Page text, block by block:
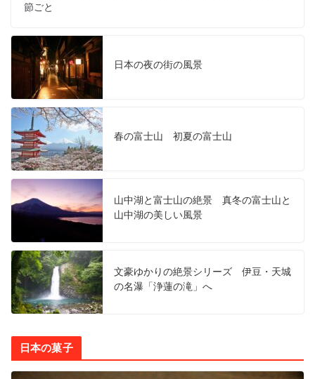
節ごと
日本の夜の街の風景
春の富士山 初夏の富士山
山中湖と富士山の絶景 真冬の富士山と
山中湖の美しい風景
文豪ゆかりの絶景シリーズ 伊豆・天城
の名瀑「浄蓮の滝」へ
日本の菓子